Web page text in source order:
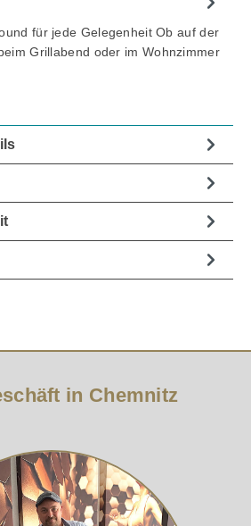
für jede Gelegenheit Ob auf der
Grillabend oder im Wohnzimmer
in Chemnitz